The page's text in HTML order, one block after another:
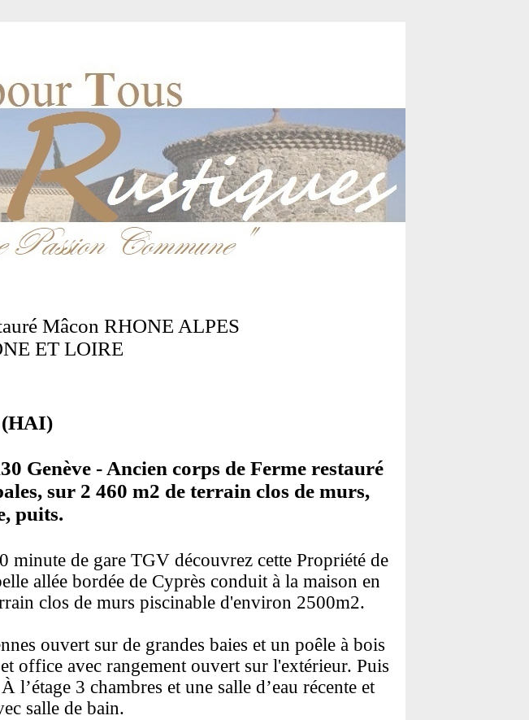
Mâcon RHONE ALPES
ET LOIRE
(HAI)
Genève - Ancien corps de Ferme restauré
sur 2 460 m2 de terrain clos de murs,
puits.
minute de gare TGV découvrez cette Propriété de
allée bordée de Cyprès conduit à la maison en
clos de murs piscinable d'environ 2500m2.
ouvert sur de grandes baies et un poêle à bois
office avec rangement ouvert sur l'extérieur. Puis
3 chambres et une salle d’eau récente et
salle de bain.